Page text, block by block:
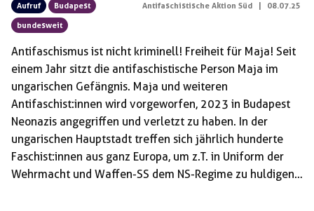
Aufruf
Budapest
bundesweit
Antifaschistische Aktion Süd 08.07.25
Antifaschismus ist nicht kriminell! Freiheit für Maja! Seit
einem Jahr sitzt die antifaschistische Person Maja im
ungarischen Gefängnis. Maja und weiteren
Antifaschist:innen wird vorgeworfen, 2023 in Budapest
Neonazis angegriffen und verletzt zu haben. In der
ungarischen Hauptstadt treffen sich jährlich hunderte
Faschist:innen aus ganz Europa, um z.T. in Uniform der
Wehrmacht und Waffen-SS dem NS-Regime zu huldigen.